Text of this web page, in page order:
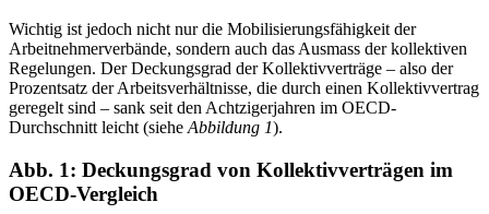
Wichtig ist jedoch nicht nur die Mobilisierungsfähigkeit der
Arbeitnehmerverbände, sondern auch das Ausmass der kollektiven
Regelungen. Der Deckungsgrad der Kollektivverträge – also der
Prozentsatz der Arbeitsverhältnisse, die durch einen Kollektivvertrag
geregelt sind – sank seit den Achtzigerjahren im OECD-
Durchschnitt leicht (siehe Abbildung 1).
Abb. 1: Deckungsgrad von Kollektivverträgen im
OECD-Vergleich